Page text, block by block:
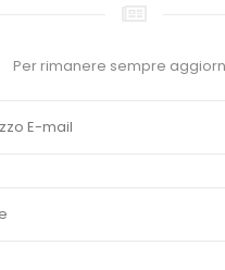
Per rimanere sempre